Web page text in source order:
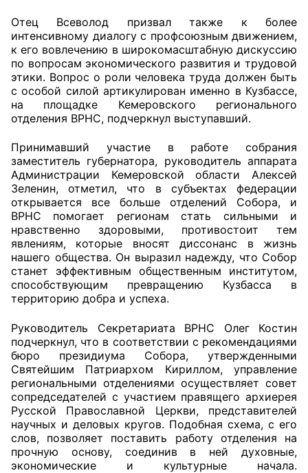
Отец Всеволод призвал также к более
интенсивному диалогу с профсоюзным движением,
к его вовлечению в широкомасштабную дискуссию
по вопросам экономического развития и трудовой
этики. Вопрос о роли человека труда должен быть
с особой силой артикулирован именно в Кузбассе,
на площадке Кемеровского регионального
отделения ВРНС, подчеркнул выступавший.
Принимавший участие в работе собрания
заместитель губернатора, руководитель аппарата
Администрации Кемеровской области Алексей
Зеленин, отметил, что в субъектах федерации
открывается все больше отделений Собора, и
ВРНС помогает регионам стать сильными и
нравственно здоровыми, противостоит тем
явлениям, которые вносят диссонанс в жизнь
нашего общества. Он выразил надежду, что Собор
станет эффективным общественным институтом,
способствующим превращению Кузбасса в
территорию добра и успеха.
Руководитель Секретариата ВРНС Олег Костин
подчеркнул, что в соответствии с рекомендациями
бюро президиума Собора, утвержденными
Святейшим Патриархом Кириллом, управление
региональными отделениями осуществляет совет
сопредседателей с участием правящего архиерея
Русской Православной Церкви, представителей
научных и деловых кругов. Подобная схема, с его
слов, позволяет поставить работу отделения на
прочную основу, соединив в ней духовные,
экономические и культурные начала.